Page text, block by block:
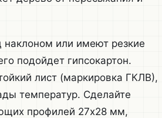
наклоном или имеют резкие
подойдет гипсокартон.
лист (маркировка ГКЛВ),
температур. Сделайте
профилей 27х28 мм,